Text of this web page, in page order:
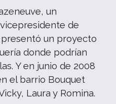
un
de
presentó un proyecto
donde podrían
Y en junio de 2008
el barrio Bouquet
Laura y Romina.